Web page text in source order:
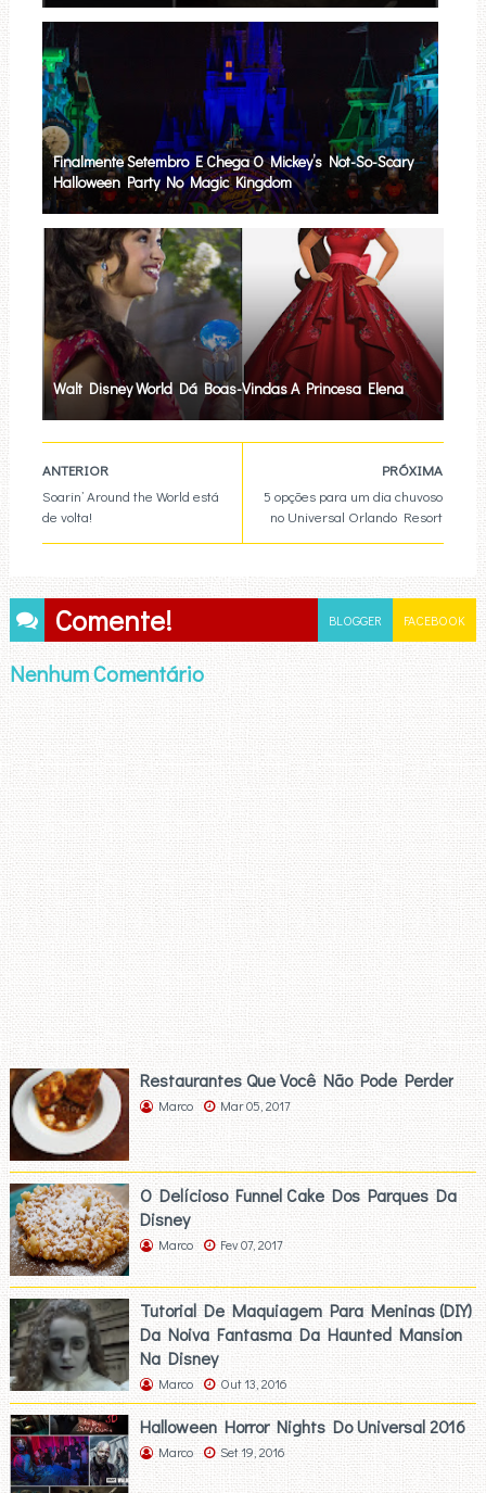
Finalmente Setembro E Chega O Mickey’s Not-So-Scary
Halloween Party No Magic Kingdom
Walt Disney World Dá Boas-Vindas A Princesa Elena
PRÓXIMA
5 opções para um dia chuvoso
no Universal Orlando Resort
ANTERIOR
Soarin’ Around the World está
de volta!
Comente! BLOGGER FACEBOOK
Nenhum Comentário
Restaurantes Que Você Não Pode Perder
Marco Mar 05, 2017
O Delícioso Funnel Cake Dos Parques Da
Disney
Marco Fev 07, 2017
Tutorial De Maquiagem Para Meninas (DIY)
Da Noiva Fantasma Da Haunted Mansion
Na Disney
Marco Out 13, 2016
Halloween Horror Nights Do Universal 2016
Marco Set 19, 2016